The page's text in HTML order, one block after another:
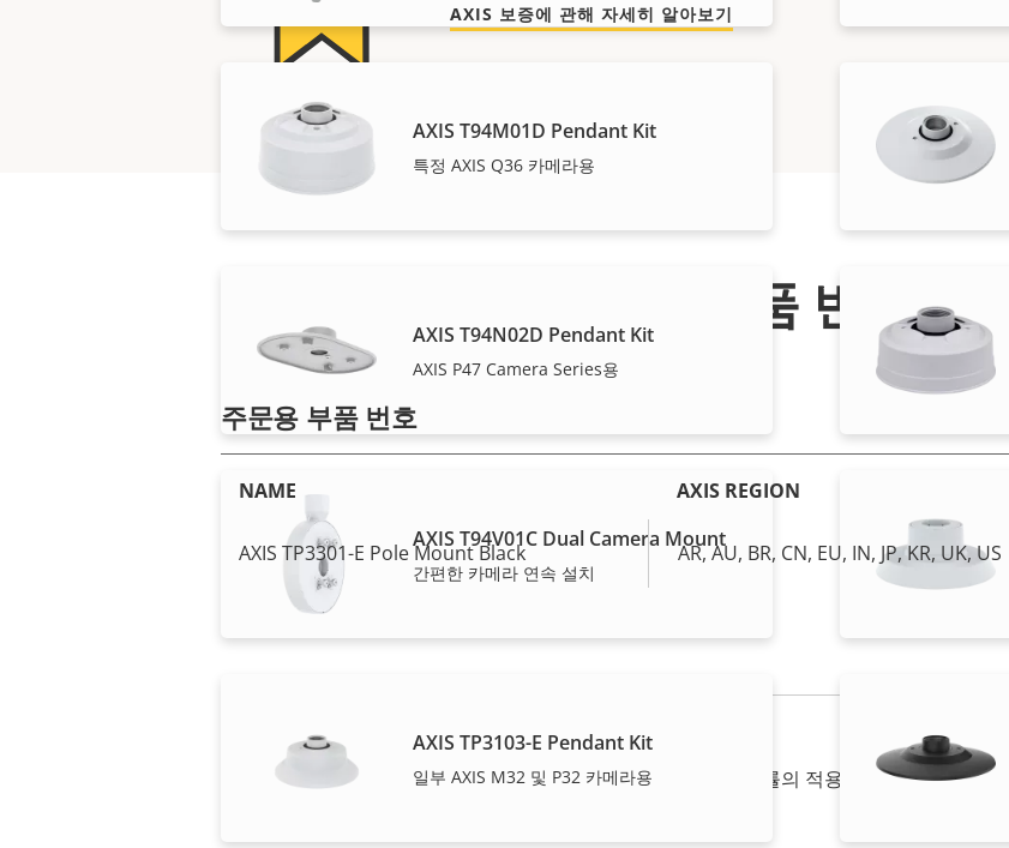
AXIS T94M01D Pendant Kit
특정 AXIS Q36 카메라용
AXIS T94N02D Pendant Kit
AXIS P47 Camera Series용
AXIS T94V01C Dual Camera Mount
간편한 카메라 연속 설치
AXIS TP3103-E Pendant Kit
일부 AXIS M32 및 P32 카메라용
AXIS 보증에 관해 자세히 알아보기
부품 번호
주문용 부품 번호
NAME AXIS REGION
AXIS TP3301-E Pole Mount Black AR, AU, BR, CN, EU, IN, JP, KR, UK, US
Axis 제품은 미국 및 EU 수출 통제 규정과 기타 국가 수출 통제 법률의 적용을 받을 수 있습니다.